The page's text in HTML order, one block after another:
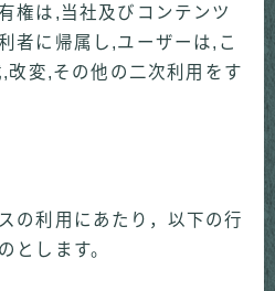
権は,当社及びコンテンツ
者に帰属し,ユーザーは,こ
改変,その他の二次利用をす
の利用にあたり，以下の行
とします。